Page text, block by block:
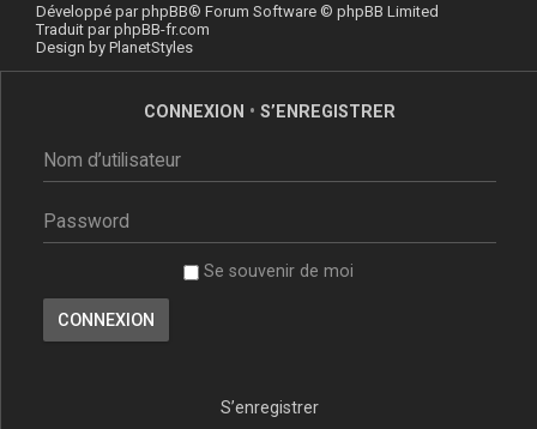
Développé parphpBB® Forum Software © phpBB Limited
Traduit parphpBB-fr.com
Design by PlanetStyles
CONNEXION • S’ENREGISTRER
Se souvenir de moi
S’enregistrer